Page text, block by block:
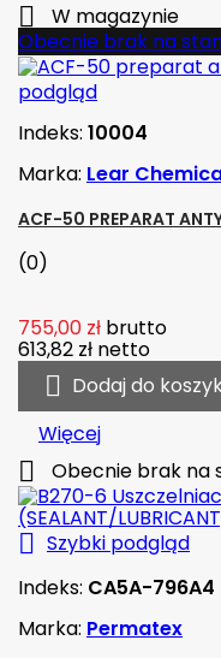

W magazynie
Obecnie brak na
podgląd
Indeks: 10004
Marka: Lear
ACF-50 PREPARAT
(0)
755,00 zł brutto
613,82 zł netto
 Dodaj do
Więcej
 Obecnie brak na
 Szybki podgląd
Indeks: CA5A-796A4
Marka: Permatex